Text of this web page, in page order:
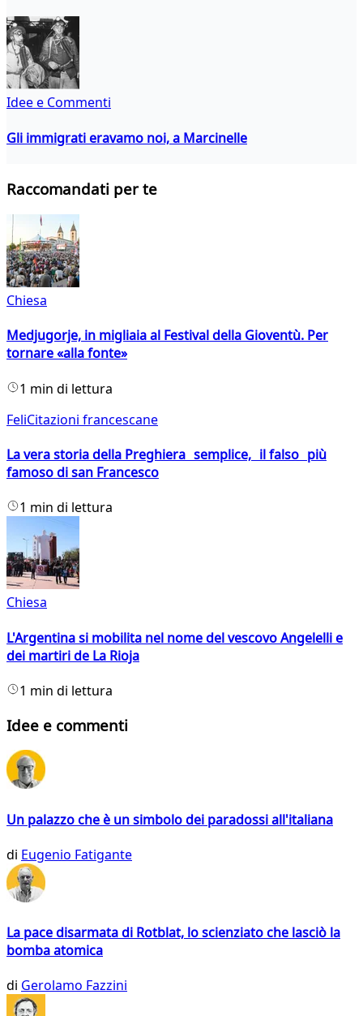
Idee e Commenti
Gli immigrati eravamo noi, a Marcinelle
Raccomandati per te
Chiesa
Medjugorje, in migliaia al Festival della Gioventù. Per
tornare «alla fonte»
1 min di lettura
FeliCitazioni francescane
La vera storia della Preghiera semplice, il falso più
famoso di san Francesco
1 min di lettura
Chiesa
L'Argentina si mobilita nel nome del vescovo Angelelli e
dei martiri de La Rioja
1 min di lettura
Idee e commenti
Un palazzo che è un simbolo dei paradossi all'italiana
di Eugenio Fatigante
La pace disarmata di Rotblat, lo scienziato che lasciò la
bomba atomica
di Gerolamo Fazzini